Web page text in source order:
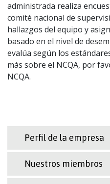
administrada realiza
comité nacional de
hallazgos del equipo y
basado en el nivel de
evalúa según los
más sobre el NCQA, por
NCQA.
Perfil de la empresa
Nuestros miembros